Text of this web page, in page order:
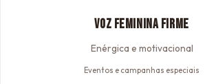
Voz Feminina Firme
Enérgica e motivacional
Eventos e campanhas especiais